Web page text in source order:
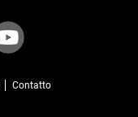
Contatto